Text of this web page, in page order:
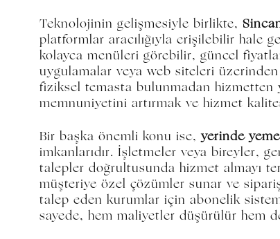
Teknolojinin gelişmesiyle birlikte,
platformlar aracılığıyla erişilebilir hale
kolayca menüleri görebilir, güncel
uygulamalar veya web siteleri
fiziksel temasta bulunmadan
memnuniyetini artırmak ve hizmet
Bir başka önemli konu ise,yerinde
imkanlarıdır. İşletmeler veya bireyler,
talepler doğrultusunda hizmet almayı
müşteriye özel çözümler sunar ve
talep eden kurumlar için abonelik
sayede, hem maliyetler düşürülür hem